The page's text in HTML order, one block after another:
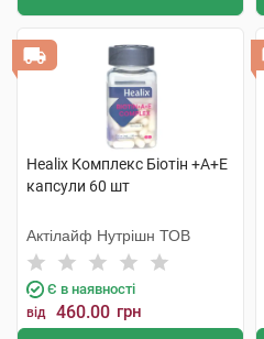
Healix Комплекс Біотін +А+Е
капсули 60 шт
Актілайф Нутрішн ТОВ
Є в наявності
від 460.00 грн